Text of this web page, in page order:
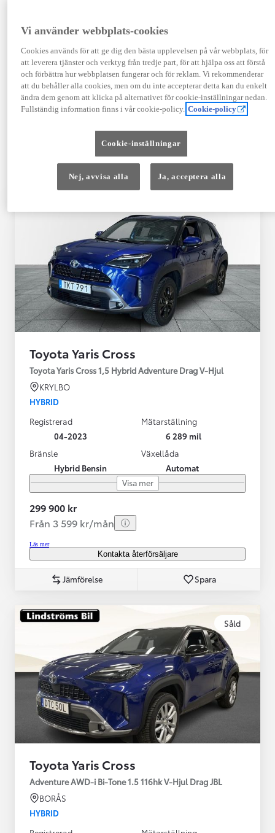
TOYOTA APPROVED
USED
Garanti upp till 10 år eller 20 000 mil – i
kombination med Toyota Relax
12 månaders vägassistans
Toyota Yaris Cross
Toyota Yaris Cross 1,5 Hybrid Adventure Drag V-Hjul
KRYLBO
HYBRID
Registrerad
04-2023
Mätarställning
6 289 mil
Bränsle
Hybrid Bensin
Växellåda
Automat
Visa mer
299 900 kr
Från 3 599 kr/mån
Läs mer
Kontakta återförsäljare
Jämförelse Spara
Såld
Toyota Yaris Cross
Adventure AWD-i Bi-Tone 1.5 116hk V-Hjul Drag JBL
BORÅS
HYBRID
Vi använder webbplats-cookies
Cookies används för att ge dig den bästa upplevelsen på vår webbplats, för
att leverera tjänster och verktyg från tredje part, för att hjälpa oss att förstå
och förbättra hur webbplatsen fungerar och för reklam. Vi rekommenderar
att du behåller alla cookies, men om du inte accepterar detta kan du enkelt
ändra dem genom att klicka på alternativet för cookie-inställningar nedan.
Fullständig information finns i vår cookie-policy. Cookie-policy
Cookie-inställningar
Nej, avvisa alla Ja, acceptera alla